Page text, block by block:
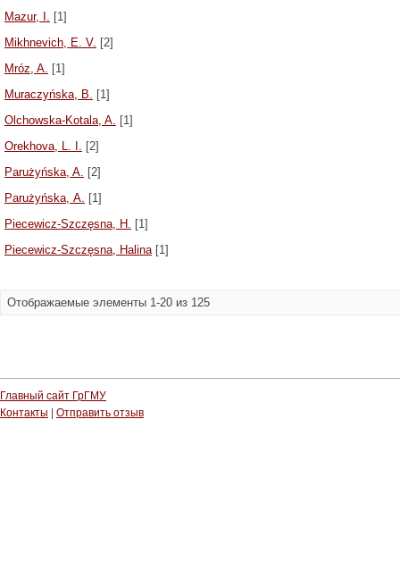
Mazur, I.
[1]
Mikhnevich, E. V. [2]
Mróz, A. [1]
Muraczyńska, B.
[1]
Olchowska-Kotala, A. [1]
Orekhova, L. I.
[2]
Parużyńska, A. [2]
Parużyńska, А. [1]
Piecewicz-Szczęsna, H. [1]
Piecewicz-Szczęsna, Halina [1]
Отображаемые элементы 1-20 из 125
Главный сайт ГрГМУ
Контакты | Отправить отзыв